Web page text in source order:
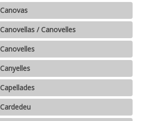
Canovas
Canovellas / Canovelles
Canovelles
Canyelles
Capellades
Cardedeu